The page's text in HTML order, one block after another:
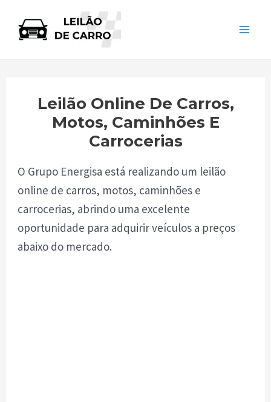
Leilão Online De Carros,
Motos, Caminhões E
Carrocerias
O Grupo Energisa está realizando um leilão
online de carros, motos, caminhões e
carrocerias, abrindo uma excelente
oportunidade para adquirir veículos a preços
abaixo do mercado.